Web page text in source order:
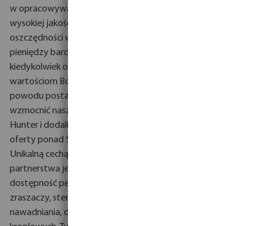
w opracowywanie produktów
wysokiej jakości z myślą o
oszczędności wody, czasu i
pieniędzy bardziej niż
kiedykolwiek odpowiada
wartościom Bosta. Z tego
powodu postanowiliśmy
wzmocnić naszą współpracę z
Hunter i dodaliśmy do naszej
oferty ponad 500 produktów!
Unikalną cechą tego
partnerstwa jest szybka
dostępność pełnej gamy
zraszaczy, sterowników
nawadniania, dysz i węży